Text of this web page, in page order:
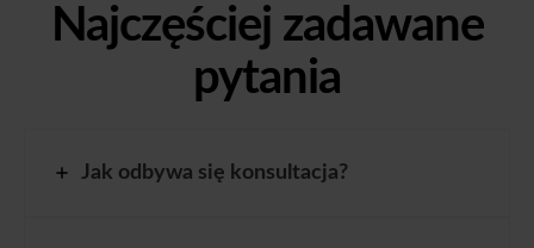
Najczęściej zadawane
pytania
Jak odbywa się konsultacja?